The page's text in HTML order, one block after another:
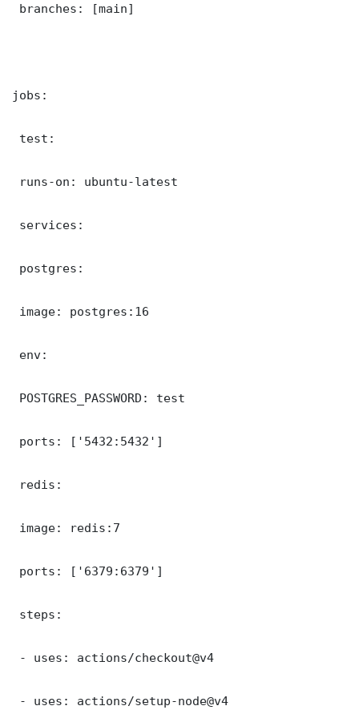
branches: [main]
jobs:
test:
runs-on: ubuntu-latest
services:
postgres:
image: postgres:16
env:
POSTGRES_PASSWORD: test
ports: ['5432:5432']
redis:
image: redis:7
ports: ['6379:6379']
steps:
- uses: actions/checkout@v4
- uses: actions/setup-node@v4